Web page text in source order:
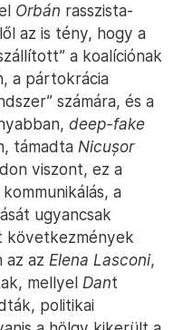
Orbán rasszista-
az is tény, hogy a
a koalíciónak
a pártokrácia
számára, és a
deep-fake
támadta Nicușor
viszont, ez a
a
ugyancsak
következmények
az az Elena Lasconi,
mellyel Dant
politikai